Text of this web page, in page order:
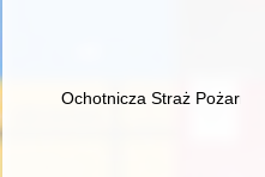
Ochotnicza Straż Pożarna